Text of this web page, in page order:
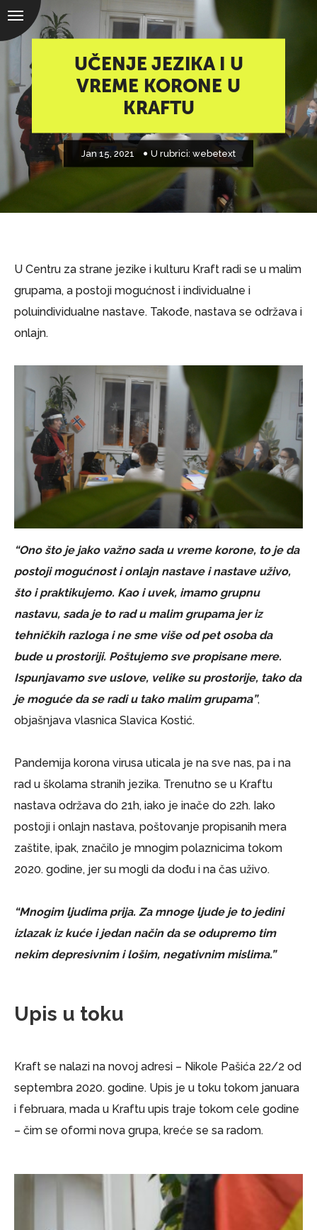
UČENJE JEZIKA I U
VREME KORONE U
KRAFTU
Jan 15, 2021 U rubrici: webetext
U Centru za strane jezike i kulturu Kraft radi se u malim
grupama, a postoji mogućnost i individualne i
poluindividualne nastave. Takođe, nastava se održava i
onlajn.
“Ono što je jako važno sada u vreme korone, to je da
postoji mogućnost i onlajn nastave i nastave uživo,
što i praktikujemo. Kao i uvek, imamo grupnu
nastavu, sada je to rad u malim grupama jer iz
tehničkih razloga i ne sme više od pet osoba da
bude u prostoriji. Poštujemo sve propisane mere.
Ispunjavamo sve uslove, velike su prostorije, tako da
je moguće da se radi u tako malim grupama”,
objašnjava vlasnica Slavica Kostić.
Pandemija korona virusa uticala je na sve nas, pa i na
rad u školama stranih jezika. Trenutno se u Kraftu
nastava održava do 21h, iako je inače do 22h. Iako
postoji i onlajn nastava, poštovanje propisanih mera
zaštite, ipak, značilo je mnogim polaznicima tokom
2020. godine, jer su mogli da dođu i na čas uživo.
“Mnogim ljudima prija. Za mnoge ljude je to jedini
izlazak iz kuće i jedan način da se odupremo tim
nekim depresivnim i lošim, negativnim mislima.”
Upis u toku
Kraft se nalazi na novoj adresi – Nikole Pašića 22/2 od
septembra 2020. godine. Upis je u toku tokom januara
i februara, mada u Kraftu upis traje tokom cele godine
– čim se oformi nova grupa, kreće se sa radom.